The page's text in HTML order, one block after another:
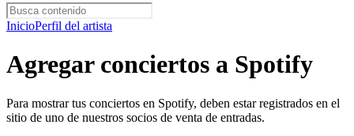
InicioPerfil del artista
Agregar conciertos a Spotify
Para mostrar tus conciertos en Spotify, deben estar registrados en el
sitio de uno de nuestros socios de venta de entradas.